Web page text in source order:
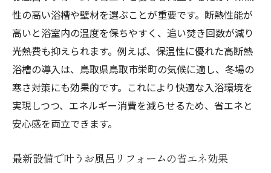
夫
暮らしに馴染むお風呂リフォームのポイン
ト
補助金活用で賢く進めるリフォーム計画
お風呂リフォームで使える補助金の基本情
報
賢く進めるお風呂リフォーム資金計画の立
性の高い浴槽や壁材を選ぶことが重要です。断熱性能が
高いと浴室内の温度を保ちやすく、追い焚き回数が減り
光熱費も抑えられます。例えば、保温性に優れた高断熱
浴槽の導入は、鳥取県鳥取市栄町の気候に適し、冬場の
寒さ対策にも効果的です。これにより快適な入浴環境を
実現しつつ、エネルギー消費を減らせるため、省エネと
安心感を両立できます。
最新設備で叶うお風呂リフォームの省エネ効果